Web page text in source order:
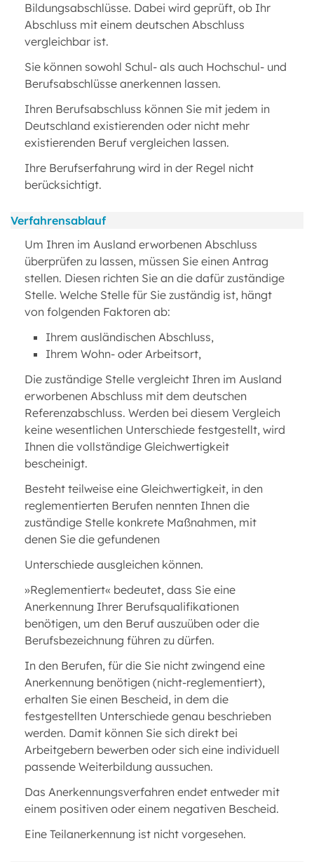
Bildungsabschlüsse. Dabei wird geprüft, ob Ihr
Abschluss mit einem deutschen Abschluss
vergleichbar ist.
Sie können sowohl Schul- als auch Hochschul- und
Berufsabschlüsse anerkennen lassen.
Ihren Berufsabschluss können Sie mit jedem in
Deutschland existierenden oder nicht mehr
existierenden Beruf vergleichen lassen.
Ihre Berufserfahrung wird in der Regel nicht
berücksichtigt.
Verfahrensablauf
Um Ihren im Ausland erworbenen Abschluss
überprüfen zu lassen, müssen Sie einen Antrag
stellen. Diesen richten Sie an die dafür zuständige
Stelle. Welche Stelle für Sie zuständig ist, hängt
von folgenden Faktoren ab:
Ihrem ausländischen Abschluss,
Ihrem Wohn- oder Arbeitsort,
Die zuständige Stelle vergleicht Ihren im Ausland
erworbenen Abschluss mit dem deutschen
Referenzabschluss. Werden bei diesem Vergleich
keine wesentlichen Unterschiede festgestellt, wird
Ihnen die vollständige Gleichwertigkeit
bescheinigt.
Besteht teilweise eine Gleichwertigkeit, in den
reglementierten Berufen nennten Ihnen die
zuständige Stelle konkrete Maßnahmen, mit
denen Sie die gefundenen
Unterschiede ausgleichen können.
»Reglementiert« bedeutet, dass Sie eine
Anerkennung Ihrer Berufsqualifikationen
benötigen, um den Beruf auszuüben oder die
Berufsbezeichnung führen zu dürfen.
In den Berufen, für die Sie nicht zwingend eine
Anerkennung benötigen (nicht-reglementiert),
erhalten Sie einen Bescheid, in dem die
festgestellten Unterschiede genau beschrieben
werden. Damit können Sie sich direkt bei
Arbeitgebern bewerben oder sich eine individuell
passende Weiterbildung aussuchen.
Das Anerkennungsverfahren endet entweder mit
einem positiven oder einem negativen Bescheid.
Eine Teilanerkennung ist nicht vorgesehen.